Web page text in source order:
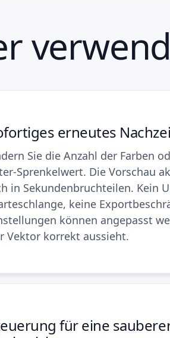
erneutes
Sie die Anzahl der Farben
Sprenkelwert. Die Vorschau
in Sekundenbruchteilen. Kein
keine
können angepasst
Vektor korrekt aussieht.
für eine